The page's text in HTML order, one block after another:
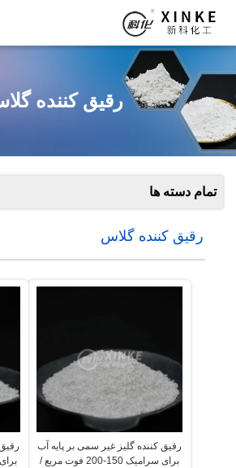
رقیق کننده
تمام دسته ها
رقیق کننده گلاس
رقیق کننده گلیز غیر سمی بر پایه آب
برای سرامیک 150-200 فوت مربع /